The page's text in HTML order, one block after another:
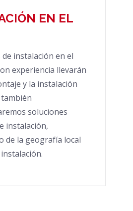
EN EL
instalación en el
experiencia llevarán
y la instalación
soluciones
instalación,
de la geografía local